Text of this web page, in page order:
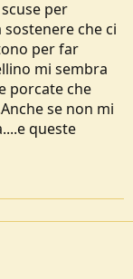
per
che ci
per far
mi sembra
porcate che
se non mi
queste